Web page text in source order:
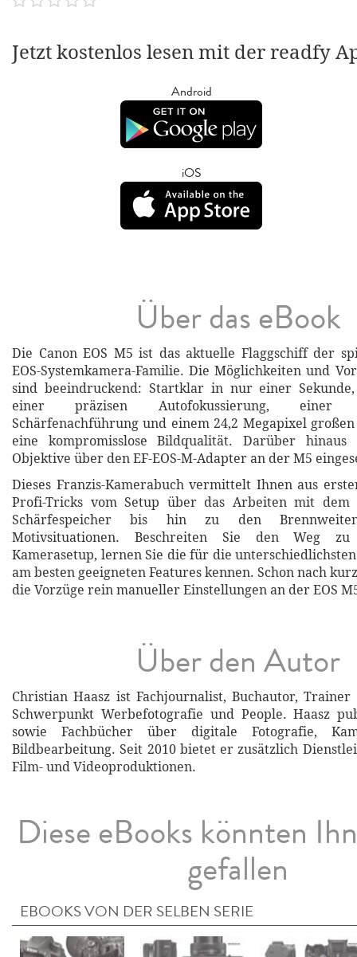
Jetzt kostenlos lesen mit der readfy
Android
iOS
Über das eBook
Die Canon EOS M5 ist das aktuelle Flaggschiff der
EOS-Systemkamera-Familie. Die Möglichkeiten und
sind beeindruckend: Startklar in nur einer
einer präzisen Autofokussierung, einer
Schärfenachführung und einem 24,2 Megapixel großen
eine kompromisslose Bildqualität. Darüber hinaus
Objektive über den EF-EOS-M-Adapter an der M5
Dieses Franzis-Kamerabuch vermittelt Ihnen aus
Profi-Tricks vom Setup über das Arbeiten mit dem
Schärfespeicher bis hin zu den
Motivsituationen. Beschreiten Sie den Weg
Kamerasetup, lernen Sie die für die
am besten geeigneten Features kennen. Schon nach
die Vorzüge rein manueller Einstellungen an der EOS
Über den Autor
Christian Haasz ist Fachjournalist, Buchautor,
Schwerpunkt Werbefotografie und People. Haasz
sowie Fachbücher über digitale Fotografie,
Bildbearbeitung. Seit 2010 bietet er zusätzlich
Film- und Videoproduktionen.
Diese eBooks könnten
gefallen
EBOOKS VON DER SELBEN SERIE